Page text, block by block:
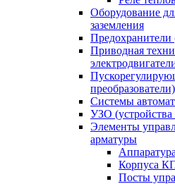
Оборудование
заземления
Предохранители
Приводная
преобразователи)
Системы
УЗО
Элементы
арматуры
Корпуса
Посты